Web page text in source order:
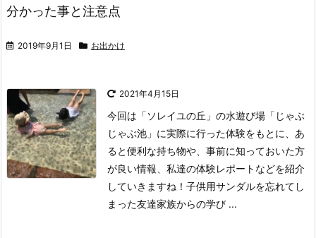
分かった事と注意点
2019年9月1日 お出かけ
2021年4月15日
今回は「ソレイユの丘」の水遊び場「じゃぶ
じゃぶ池」に実際に行った体験をもとに、あ
ると便利な持ち物や、事前に知っておいた方
が良い情報、私達の体験レポートなどを紹介
していきますね！ 子供用サンダルを忘れてし
まった友達家族からの学び ...